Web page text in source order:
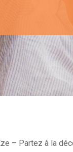
– Partez à la